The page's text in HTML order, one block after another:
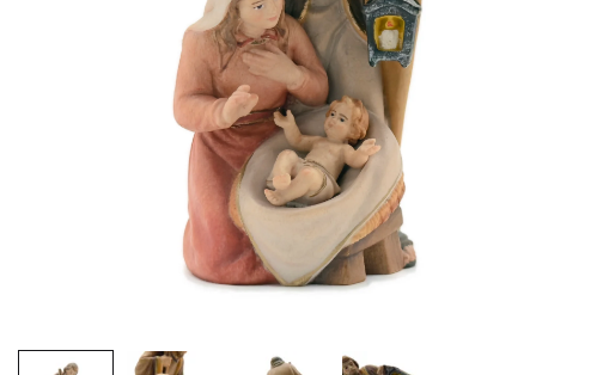
MÉDAILLES JÉSUS
MÉDAILLE SAINTS
MÉDAILLES ENFANTS
EX-VOTOS ET COEURS SACRÉS
BOUGIES ET CIERGES
CUSTODES ET PYXIDES